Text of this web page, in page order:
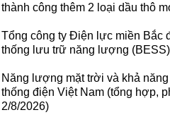
thành công thêm 2 loại dầu thô
Tổng công ty Điện lực miền Bắc
thống lưu trữ năng lượng
Năng lượng mặt trời và khả
thống điện Việt Nam (tổng hợp,
2/8/2026)